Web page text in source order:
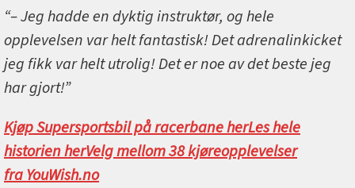
“– Jeg hadde en dyktig instruktør, og hele
opplevelsen var helt fantastisk! Det adrenalinkicket
jeg fikk var helt utrolig! Det er noe av det beste jeg
har gjort!”
Kjøp Supersportsbil på racerbane herLes hele
historien herVelg mellom 38 kjøreopplevelser
fra YouWish.no